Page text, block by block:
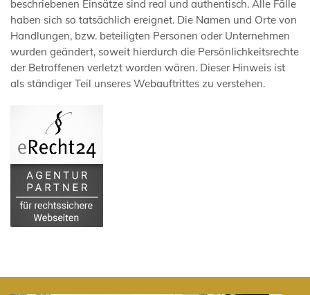
beschriebenen Einsätze sind real und authentisch. Alle Fälle
haben sich so tatsächlich ereignet. Die Namen und Orte von
Handlungen, bzw. beteiligten Personen oder Unternehmen
wurden geändert, soweit hierdurch die Persönlichkeitsrechte
der Betroffenen verletzt worden wären. Dieser Hinweis ist
als ständiger Teil unseres Webauftrittes zu verstehen.